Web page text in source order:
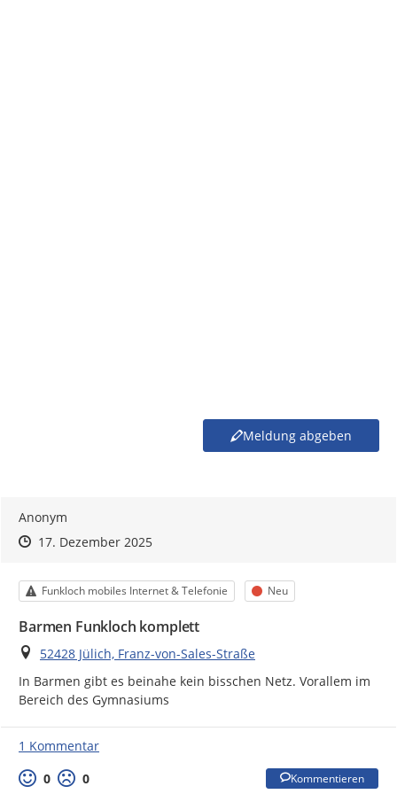
Meldung abgeben
Anonym
Zeitpunkt des Erstellens
Zeitpunkt des Erstellens
17. Dezember 2025Zur Äußerung
Kategorie
Funkloch mobiles Internet & Telefonie Status
Neu
Barmen Funkloch komplett
Ort
52428 Jülich, Franz-von-Sales-Straße
In Barmen gibt es beinahe kein bisschen Netz. Vorallem im
Bereich des Gymnasiums
1 Kommentar
0
0 Kommentieren